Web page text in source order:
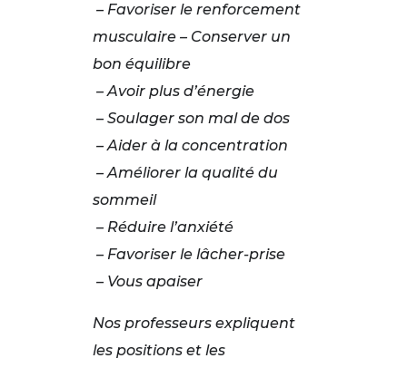
– Favoriser le renforcement
musculaire – Conserver un
bon équilibre
– Avoir plus d’énergie
– Soulager son mal de dos
– Aider à la concentration
– Améliorer la qualité du
sommeil
– Réduire l’anxiété
– Favoriser le lâcher-prise
– Vous apaiser
Nos professeurs expliquent
les positions et les